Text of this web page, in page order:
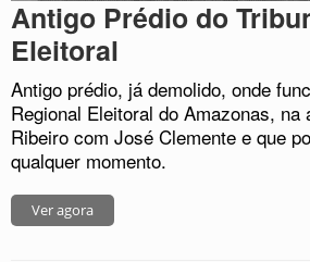
Antigo Prédio do
Eleitoral
Antigo prédio, já demolido, onde
Regional Eleitoral do Amazonas, na
Ribeiro com José Clemente e que
qualquer momento.
Ver agora